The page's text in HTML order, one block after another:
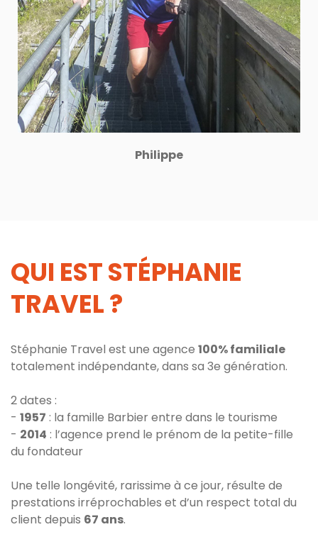
Philippe
QUI EST STÉPHANIE
TRAVEL ?
Stéphanie Travel est une agence 100% familiale
totalement indépendante, dans sa 3e génération.
2 dates :
- 1957 : la famille Barbier entre dans le tourisme
- 2014 : l’agence prend le prénom de la petite-fille
du fondateur
Une telle longévité, rarissime à ce jour, résulte de
prestations irréprochables et d’un respect total du
client depuis 67 ans.